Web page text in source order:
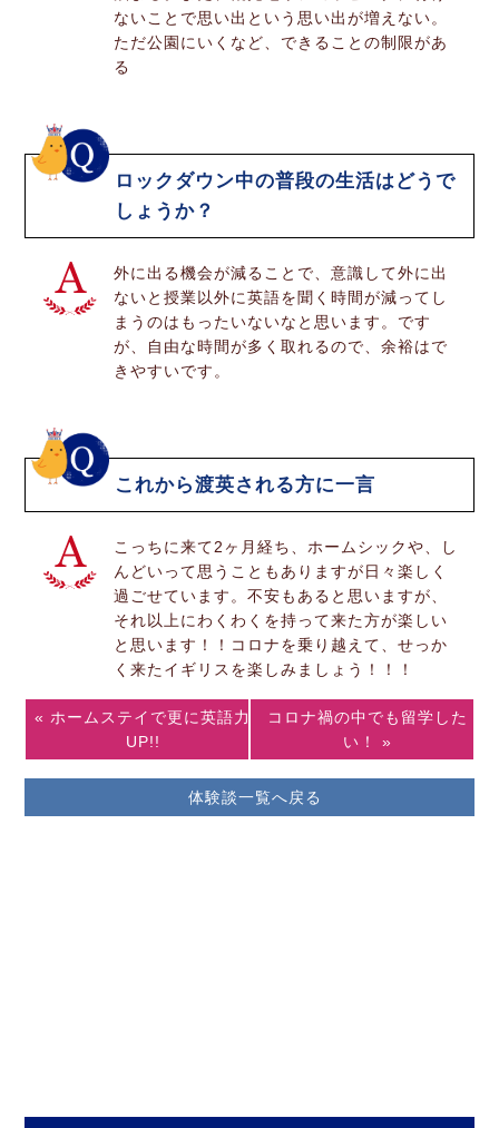
ないことで思い出という思い出が増えない。
ただ公園にいくなど、できることの制限があ
る
ロックダウン中の普段の生活はどうで
しょうか？
外に出る機会が減ることで、意識して外に出
ないと授業以外に英語を聞く時間が減ってし
まうのはもったいないなと思います。です
が、自由な時間が多く取れるので、余裕はで
きやすいです。
これから渡英される方に一言
こっちに来て2ヶ月経ち、ホームシックや、し
んどいって思うこともありますが日々楽しく
過ごせています。不安もあると思いますが、
それ以上にわくわくを持って来た方が楽しい
と思います！！コロナを乗り越えて、せっか
く来たイギリスを楽しみましょう！！！
« ホームステイで更に英語力
UP!!
体験談一覧へ戻る
コロナ禍の中でも留学した
い！ »